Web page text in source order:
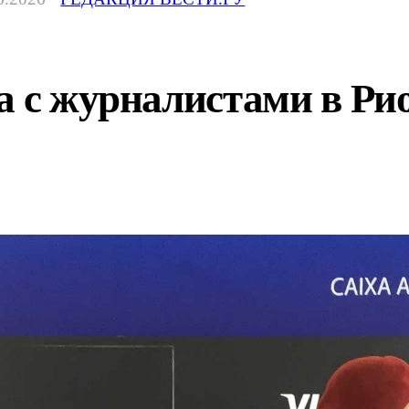
с журналистами в